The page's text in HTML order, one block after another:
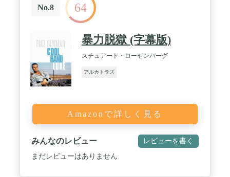
No.8 64
暴力脱獄 (字幕版)
スチュアート・ローゼンバーグ
アルカトラズ
Amazonで詳しく見る
みんなのレビュー レビューを書く
まだレビューはありません